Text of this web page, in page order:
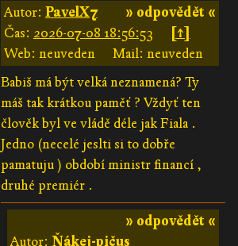
» odpovědět «
Autor: PavelX7
Čas: 2026-07-08 18:56:53
[↑]
Web: neuveden
Mail: neuveden
Babiš má být velká neznamená? Ty
máš tak krátkou paměť ? Vždyť ten
člověk byl ve vládě déle jak Fiala .
Jedno (necelé jeslti si to dobře
pamatuju ) období ministr financí ,
druhé premiér .
» odpovědět «
Autor:Ňákej-pičus